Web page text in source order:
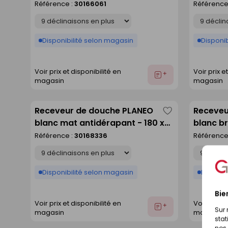
Sur
Référence : 30166061
Disponibilité selon magasin
Voir prix et disponibilité en
magasin
Ajouter
90 cm
Voir prix
magasin
Receveur de douche PLANEO
blanc mat antidérapant - 180 x
80 cm
Référence : 30168336
Disponibilité selon magasin
Voir prix et disponibilité en
magasin
Ajouter
Enregistrer
commeblanc
Déclinaison
Voir prix
magasin